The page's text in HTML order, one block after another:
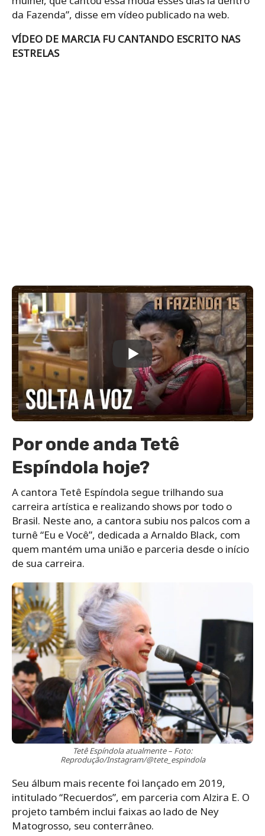
da Fazenda”, disse em vídeo publicado na web.
VÍDEO DE MARCIA FU CANTANDO ESCRITO NAS
ESTRELAS
Por onde anda Tetê
Espíndola hoje?
A cantora Tetê Espíndola segue trilhando sua
carreira artística e realizando shows por todo o
Brasil. Neste ano, a cantora subiu nos palcos com a
turnê “Eu e Você”, dedicada a Arnaldo Black, com
quem mantém uma união e parceria desde o início
de sua carreira.
Tetê Espíndola atualmente – Foto:
Reprodução/Instagram/@tete_espindola
Seu álbum mais recente foi lançado em 2019,
intitulado “Recuerdos”, em parceria com Alzira E. O
projeto também inclui faixas ao lado de Ney
Matogrosso, seu conterrâneo.